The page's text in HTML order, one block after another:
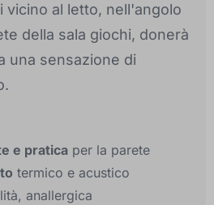
vicino al letto, nell'angolo
della sala giochi, donerà
una sensazione di
e pratica per la parete
termico e acustico
anallergica